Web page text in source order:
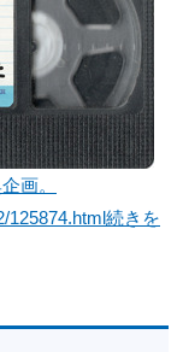
画。
125874.html続きを